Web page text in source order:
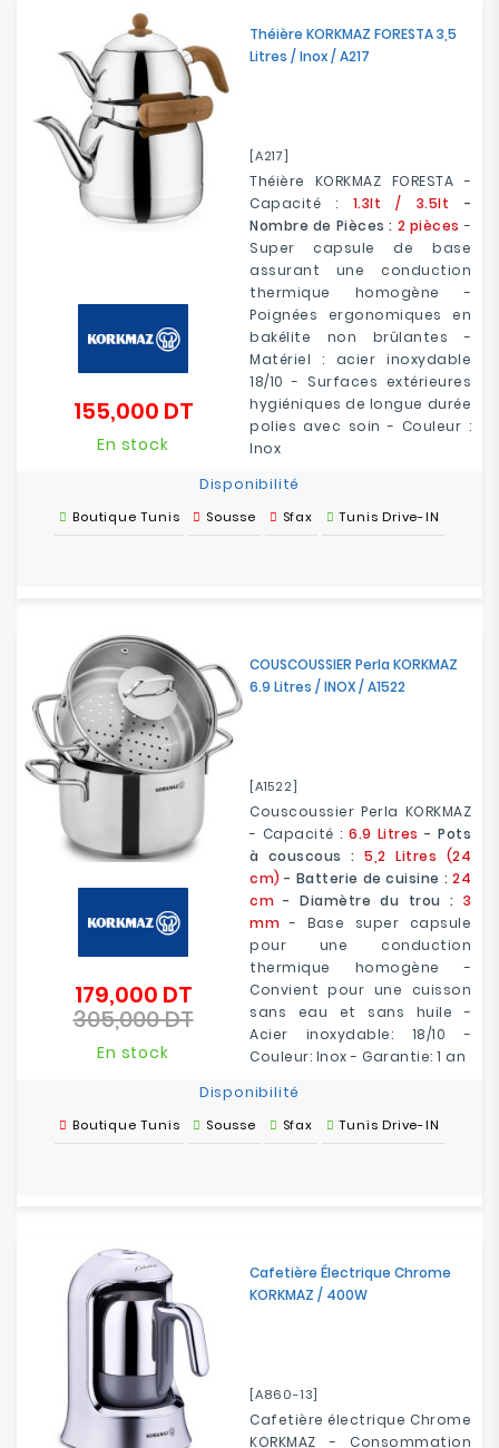
Théière KORKMAZ FORESTA 3,5
Litres / Inox / A217
[A217]
Théière KORKMAZ FORESTA -
Capacité : 1.3lt / 3.5lt -
Nombre de Pièces : 2 pièces -
Super capsule de base
assurant une conduction
thermique homogène -
Poignées ergonomiques en
bakélite non brûlantes -
Matériel : acier inoxydable
18/10 - Surfaces extérieures
hygiéniques de longue durée
polies avec soin - Couleur :
Inox
155,000 DTPrix
En stock
Disponibilité
Boutique Tunis Sousse Sfax Tunis Drive-IN
COUSCOUSSIER Perla KORKMAZ
6.9 Litres / INOX / A1522
[A1522]
Couscoussier Perla KORKMAZ
- Capacité : 6.9 Litres - Pots
à couscous : 5,2 Litres (24
cm) - Batterie de cuisine : 24
cm - Diamètre du trou : 3
mm - Base super capsule
pour une conduction
thermique homogène -
Convient pour une cuisson
sans eau et sans huile -
Acier inoxydable: 18/10 -
Couleur: Inox - Garantie: 1 an
179,000 DTPrix
de
305,000 DTPrix
En stock
Disponibilité
Boutique Tunis Sousse Sfax Tunis Drive-IN
Cafetière Électrique Chrome
KORKMAZ / 400W
[A860-13]
Cafetière électrique Chrome
KORKMAZ - Consommation